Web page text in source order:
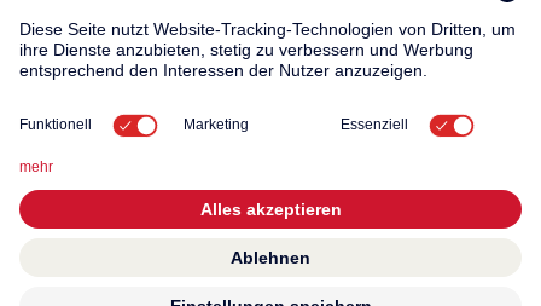
Kontakt
Über uns
Allgemeine Geschäftsbedingungen
Impressum
Datenschutz